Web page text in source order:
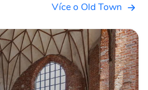
Více o Old Town